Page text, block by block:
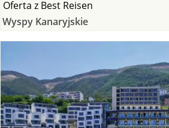
Oferta z Best Reisen
Wyspy Kanaryjskie